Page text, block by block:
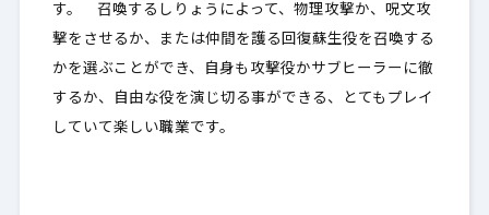
す。 召喚するしりょうによって、物理攻撃か、呪文攻
撃をさせるか、または仲間を護る回復蘇生役を召喚する
かを選ぶことができ、自身も攻撃役かサブヒーラーに徹
するか、自由な役を演じ切る事ができる、とてもプレイ
していて楽しい職業です。